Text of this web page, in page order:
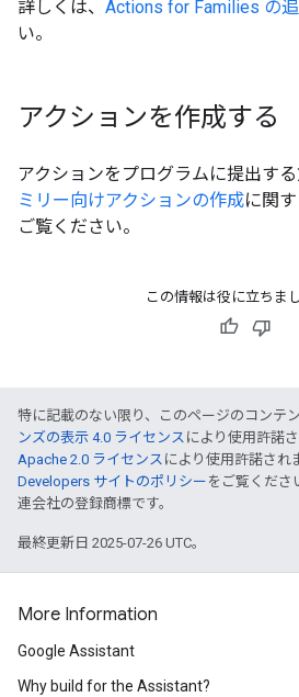
詳しくは、 Actions for Families の
い。
アクションを作成する
アクションをプログラムに提出する
ミリー向けアクションの作成に関
ご覧ください。
この情報は役に立ちま
特に記載のない限り、このページのコンテ
ンズの表示 4.0 ライセンス により使用許諾
Apache 2.0 ライセンス により使用許諾され
Developers サイトのポリシー をご覧くださ
連会社の登録商標です。
最終更新日 2025-07-26 UTC。
More Information
Google Assistant
Why build for the Assistant?